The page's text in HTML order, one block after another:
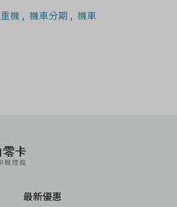
重機 機車分期 機車
最新優惠